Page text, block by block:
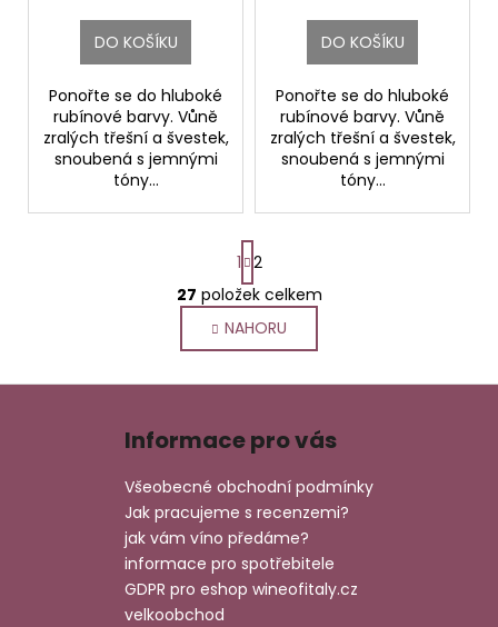
DO KOŠÍKU
Ponořte se do hluboké
rubínové barvy. Vůně
zralých třešní a švestek,
snoubená s jemnými
tóny...
DO KOŠÍKU
Ponořte se do hluboké
rubínové barvy. Vůně
zralých třešní a švestek,
snoubená s jemnými
tóny...
O
v
l
á
a
c
í
p
r
v
k
y
S
t
r
á
n
k
n
í
1 2
27 položek celkem
NAHORU
Z
Informace pro vás
Všeobecné obchodní podmínky
Jak pracujeme s recenzemi?
jak vám víno předáme?
informace pro spotřebitele
GDPR pro eshop wineofitaly.cz
velkoobchod